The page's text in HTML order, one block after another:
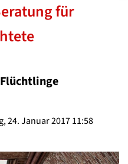
für
24. Januar 2017 11:58